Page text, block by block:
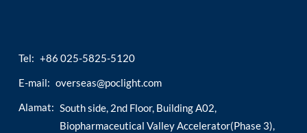
Tel: +86 025-5825-5120
E-mail: overseas@poclight.com
Alamat: South side, 2nd Floor, Building A02,
Biopharmaceutical Valley Accelerator(Phase 3),